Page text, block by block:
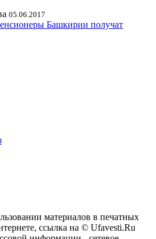
05.06.2017
Башкирии получат
материалов в печатных
ссылка на © Ufavesti.Ru